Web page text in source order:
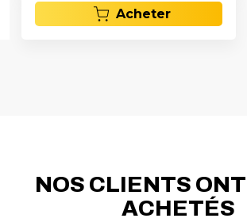
Acheter
NOS CLIENTS
ACHETÉS